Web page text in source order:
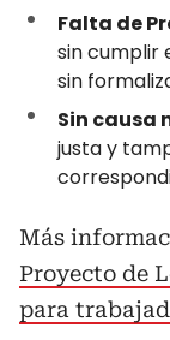
Falta de
sin cumplir
sin
Sin causa
justa y
Más
Proyecto de
para